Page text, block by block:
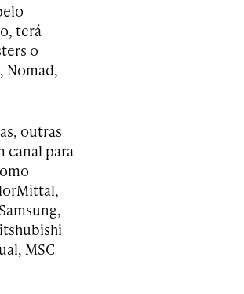
terá
o
Nomad,
outras
canal para
MSC